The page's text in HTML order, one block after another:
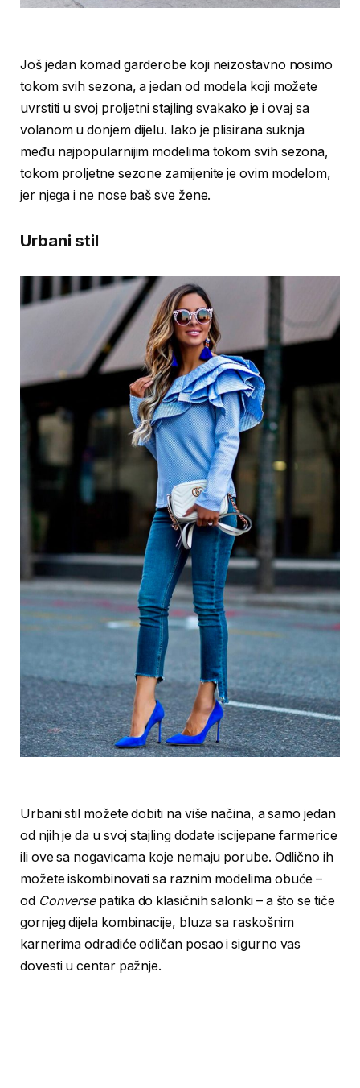
Još jedan komad garderobe koji neizostavno nosimo
tokom svih sezona, a jedan od modela koji možete
uvrstiti u svoj proljetni stajling svakako je i ovaj sa
volanom u donjem dijelu. Iako je plisirana suknja
među najpopularnijim modelima tokom svih sezona,
tokom proljetne sezone zamijenite je ovim modelom,
jer njega i ne nose baš sve žene.
Urbani stil
Urbani stil možete dobiti na više načina, a samo jedan
od njih je da u svoj stajling dodate iscijepane farmerice
ili ove sa nogavicama koje nemaju porube. Odlično ih
možete iskombinovati sa raznim modelima obuće –
od Conversepatika do klasičnih salonki – a što se tiče
gornjeg dijela kombinacije, bluza sa raskošnim
karnerima odradiće odličan posao i sigurno vas
dovesti u centar pažnje.